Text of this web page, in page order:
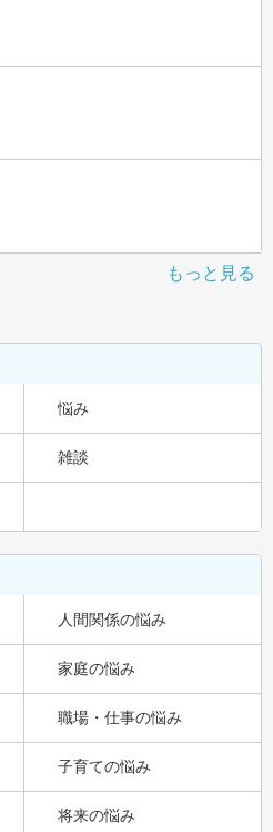
もっと見る
悩み
雑談
人間関係の悩み
家庭の悩み
職場・仕事の悩み
子育ての悩み
将来の悩み